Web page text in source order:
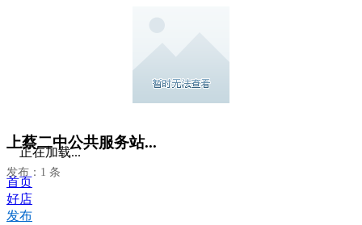
上蔡二中公共服务站...
发布：1 条
正在加载...
首页
好店
发布